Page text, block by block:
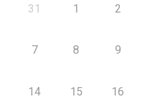
31 1 2
7 8 9
14 15 16